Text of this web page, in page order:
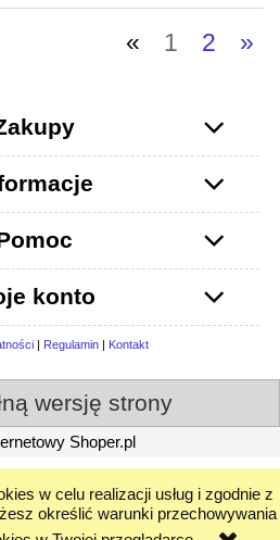
w celu realizacji usług i zgodnie z
określić warunki przechowywania
« 1 2 »
konto
| Regulamin | Kontakt
wersję strony
Shoper.pl